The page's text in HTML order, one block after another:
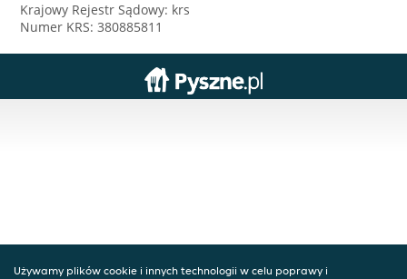
Krajowy Rejestr Sądowy: krs
Numer KRS: 380885811
Używamy plików cookie i innych technologii w celu poprawy i